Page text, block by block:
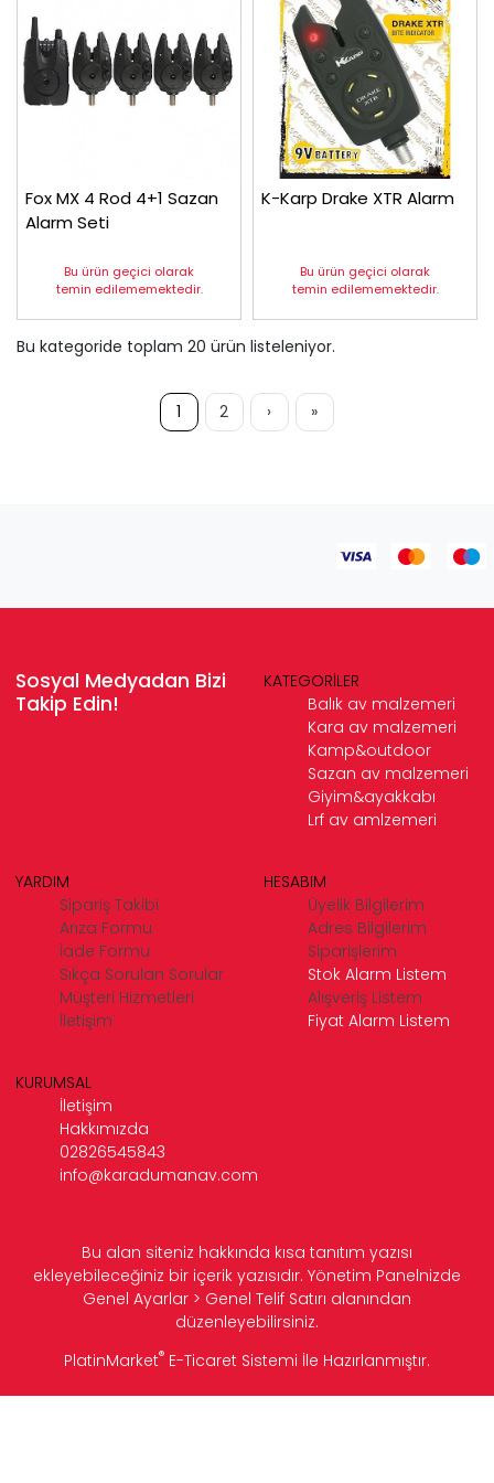
Fox MX 4 Rod 4+1 Sazan
Alarm Seti
Bu ürün geçici olarak
temin edilememektedir.
K-Karp Drake XTR Alarm
Bu ürün geçici olarak
temin edilememektedir.
Bu kategoride toplam 20 ürün listeleniyor.
1 2 › »
Sosyal Medyadan Bizi
Takip Edin!
KATEGORİLER
Balık av malzemeri
Kara av malzemeri
Kamp&outdoor
Sazan av malzemeri
Giyim&ayakkabı
Lrf av amlzemeri
YARDIM
Sipariş Takibi
Arıza Formu
İade Formu
Sıkça Sorulan Sorular
Müşteri Hizmetleri
İletişim
HESABIM
Üyelik Bilgilerim
Adres Bilgilerim
Siparişlerim
Stok Alarm Listem
Alışveriş Listem
Fiyat Alarm Listem
KURUMSAL
İletişim
Hakkımızda
02826545843
info@karadumanav.com
Bu alan siteniz hakkında kısa tanıtım yazısı
ekleyebileceğiniz bir içerik yazısıdır. Yönetim Panelnizde
Genel Ayarlar > Genel Telif Satırı alanından
düzenleyebilirsiniz.
PlatinMarket® E-Ticaret Sistemi İle Hazırlanmıştır.